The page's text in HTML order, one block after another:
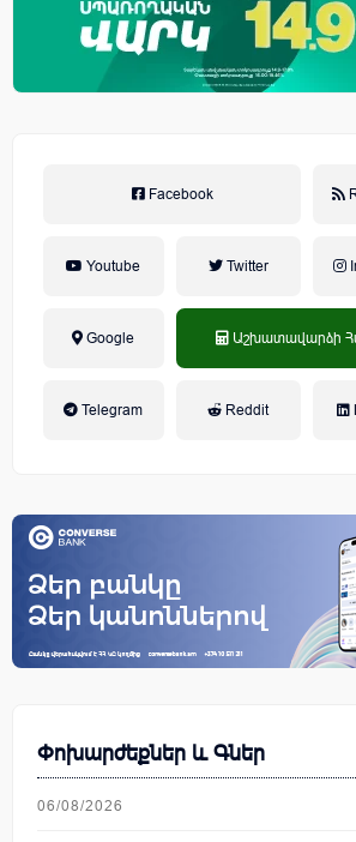
Facebook
Youtube Twitter
Google Աշխատավարձի
Telegram Reddit
Փոխարժեքներ և Գներ
06/08/2026